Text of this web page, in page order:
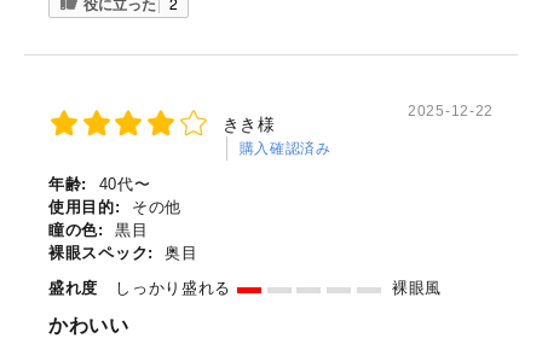
きき様
購入確認済み
2025-12-22
年齢:
40代〜
使用目的:
その他
瞳の色:
黒目
裸眼スペック:
奥目
盛れ度
しっかり盛れる 裸眼風
かわいい